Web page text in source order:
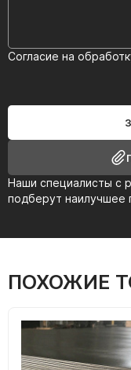
Наши специалисты с
подберут наилучшее
Согласие на
ПОХОЖИЕ